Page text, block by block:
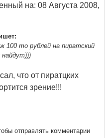
на: 08 Августа 2008,
100 то рублей на пиратский
найдут)))
что от пиратцких
зрение!!!
отправлять комментарии